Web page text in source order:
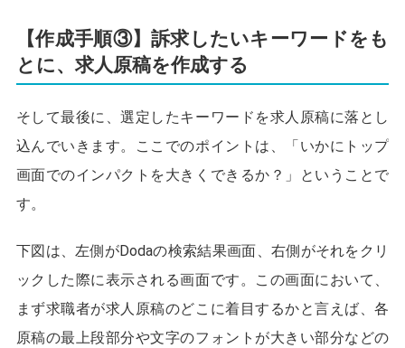
【作成手順③】訴求したいキーワードをも
とに、求人原稿を作成する
そして最後に、選定したキーワードを求人原稿に落とし
込んでいきます。ここでのポイントは、「いかにトップ
画面でのインパクトを大きくできるか？」ということで
す。
下図は、左側がDodaの検索結果画面、右側がそれをクリ
ックした際に表示される画面です。この画面において、
まず求職者が求人原稿のどこに着目するかと言えば、各
原稿の最上段部分や文字のフォントが大きい部分などの